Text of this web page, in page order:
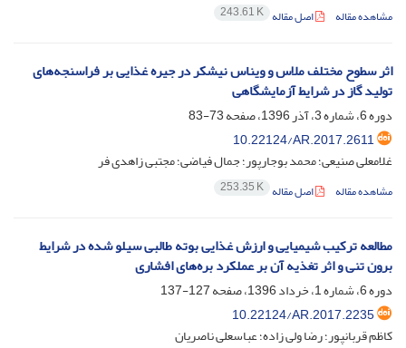
مشاهده مقاله اصل مقاله 243.61 K
اثر سطوح مختلف ملاس و ویناس نیشکر در جیره غذایی بر فراسنجه‌های
تولید گاز در شرایط آزمایشگاهی
دوره 6، شماره 3، آذر 1396، صفحه
73-83
10.22124/AR.2017.2611
غلامعلی صنیعی؛ محمد بوجارپور؛ جمال فیاضی؛ مجتبی زاهدی فر
مشاهده مقاله اصل مقاله 253.35 K
مطالعه ترکیب شیمیایی و ارزش غذایی بوته طالبی سیلو شده در شرایط
برون تنی و اثر تغذیه آن بر عملکرد بره‌های افشاری
دوره 6، شماره 1، خرداد 1396، صفحه
127-137
10.22124/AR.2017.2235
کاظم قربانپور؛ رضا ولی زاده؛ عباسعلی ناصریان